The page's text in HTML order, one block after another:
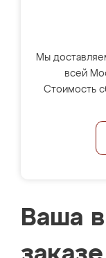
Мы
всей
Стоимость
Ваша